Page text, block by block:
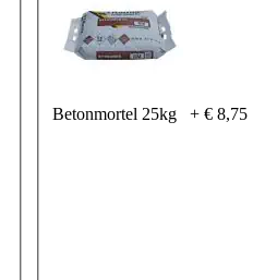
Betonmortel 25kg + € 8,75